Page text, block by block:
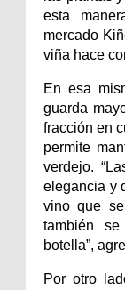
esta
mercado
viña hace
En esa
guarda
fracción en
permite
verdejo.
elegancia y
vino que
también
botella”,
Por otro